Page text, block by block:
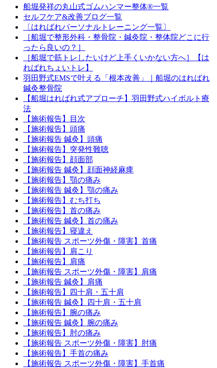
船堀発祥の丸山式ゴムハンマー整体®︎一覧
セルフケア&改善ブログ一覧
〔はればれパーソナルトレーニング一覧〕
［船堀で整形外科・整骨院・鍼灸院・整体院どこに行
ったら良いの？］
［船堀で筋トレしたいけど上手くいかない方へ］【は
ればれちょいトレ】
羽田野式EMSで叶える「根本改善」｜船堀のはればれ
鍼灸整骨院
【船堀はればれ式アプローチ】羽田野式ハイボルト療
法
【施術報告】目次
【施術報告】頭痛
【施術報告 鍼灸】頭痛
【施術報告】突発性難聴
【施術報告】顔面部
【施術報告 鍼灸】顔面神経麻痺
【施術報告】顎の痛み
【施術報告 鍼灸】顎の痛み
【施術報告】むち打ち
【施術報告】首の痛み
【施術報告 鍼灸】首の痛み
【施術報告】寝違え
【施術報告 スポーツ外傷・障害】首痛
【施術報告】肩こり
【施術報告】肩痛
【施術報告 スポーツ外傷・障害】肩痛
【施術報告 鍼灸】肩痛
【施術報告】四十肩・五十肩
【施術報告 鍼灸】四十肩・五十肩
【施術報告】腕の痛み
【施術報告 鍼灸】腕の痛み
【施術報告】肘の痛み
【施術報告 スポーツ外傷・障害】肘痛
【施術報告】手首の痛み
【施術報告 スポーツ外傷・障害】手首痛